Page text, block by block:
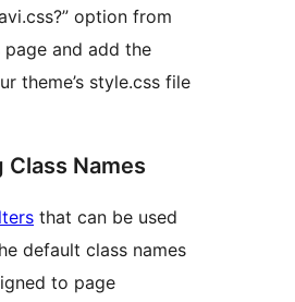
option from
and add the
theme’s style.css file
Class Names
that can be used
default class names
to page